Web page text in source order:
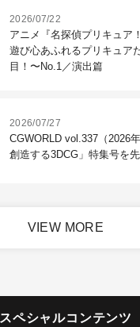
2026/07/22
アニメ『名探偵プリキュア
遊び心あふれるプリキュア
目！〜No.1／演出篇
2026/07/27
CGWORLD vol.337（2026
創造する3DCG」特集号を先
VIEW MORE
スペシャルコンテンツ